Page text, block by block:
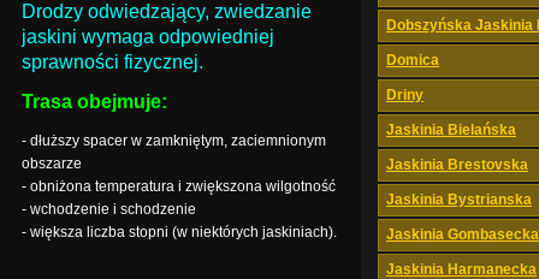
Dobszyńska Jaskinia
Domica
Driny
Jaskinia Bielańska
Jaskinia Brestovska
Jaskinia Bystrianska
Jaskinia Gombasecka
Jaskinia Harmanecka
Drodzy odwiedzający, zwiedzanie
jaskini wymaga odpowiedniej
sprawności fizycznej.
Trasa obejmuje:
- dłuższy spacer w zamkniętym, zaciemnionym
obszarze
- obniżona temperatura i zwiększona wilgotność
- wchodzenie i schodzenie
- większa liczba stopni (w niektórych jaskiniach).